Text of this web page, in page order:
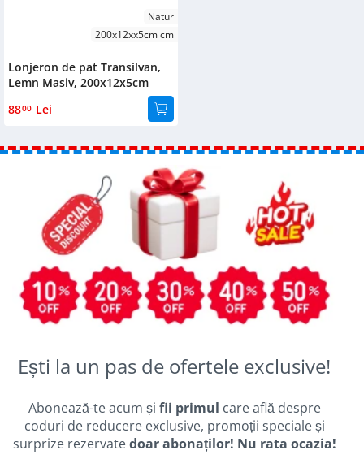
Natur
200x12xx5cm cm
Lonjeron de pat Transilvan,
Lemn Masiv, 200x12x5cm
8800 Lei
Ești la un pas de ofertele exclusive!
Abonează-te acum și fii primul care află despre
coduri de reducere exclusive, promoții speciale și
surprize rezervatedoar abonaților! Nu rata ocazia!